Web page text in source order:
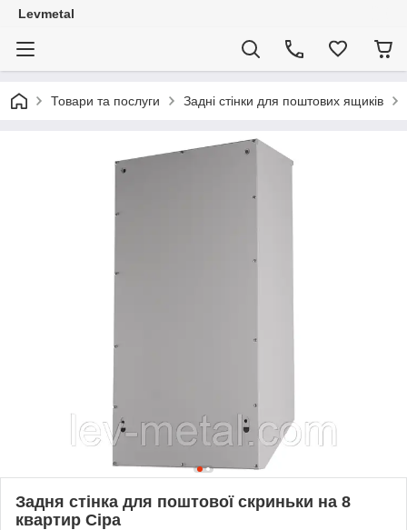
Levmetal
Товари та послуги Задні стінки для поштових ящиків
Задня стінка для поштової скриньки на 8
квартир Сіра